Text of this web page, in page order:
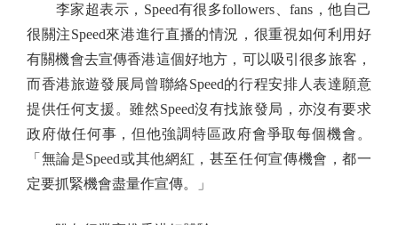
李家超表示，Speed有很多followers、fans，他自己
很關注Speed來港進行直播的情況，很重視如何利用好
有關機會去宣傳香港這個好地方，可以吸引很多旅客，
而香港旅遊發展局曾聯絡Speed的行程安排人表達願意
提供任何支援。雖然Speed沒有找旅發局，亦沒有要求
政府做任何事，但他強調特區政府會爭取每個機會。
「無論是Speed或其他網紅，甚至任何宣傳機會，都一
定要抓緊機會盡量作宣傳。」